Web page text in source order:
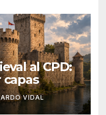
al CPD:
VIDAL